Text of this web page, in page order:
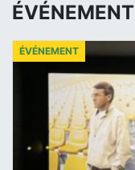
ÉVÉNEMENT
ÉVÉNEMENT